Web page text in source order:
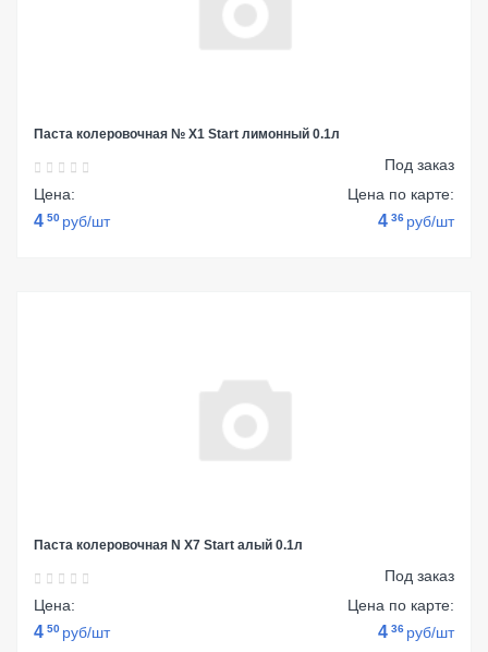
Паста колеровочная № Х1 Start лимонный 0.1л
Под заказ
Цена:
4 50 руб/шт
Цена по карте:
4 36 руб/шт
Паста колеровочная N Х7 Start алый 0.1л
Под заказ
Цена:
4 50 руб/шт
Цена по карте:
4 36 руб/шт